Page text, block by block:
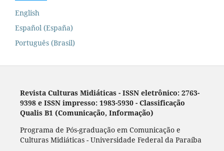
English
Español (España)
Português (Brasil)
Revista Culturas Midiáticas - ISSN eletrônico: 2763-
9398 e ISSN impresso: 1983-5930 - Classificação
Qualis B1 (Comunicação, Informação)
Programa de Pós-graduação em Comunicação e
Culturas Midiáticas - Universidade Federal da Paraíba